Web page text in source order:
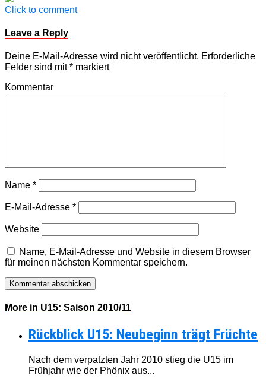
Click to comment
Leave a Reply
Deine E-Mail-Adresse wird nicht veröffentlicht. Erforderliche
Felder sind mit* markiert
Kommentar
Name *
E-Mail-Adresse *
Website
Name, E-Mail-Adresse und Website in diesem Browser
für meinen nächsten Kommentar speichern.
More in U15: Saison 2010/11
Rückblick U15: Neubeginn trägt Früchte
Nach dem verpatzten Jahr 2010 stieg die U15 im
Frühjahr wie der Phönix aus...